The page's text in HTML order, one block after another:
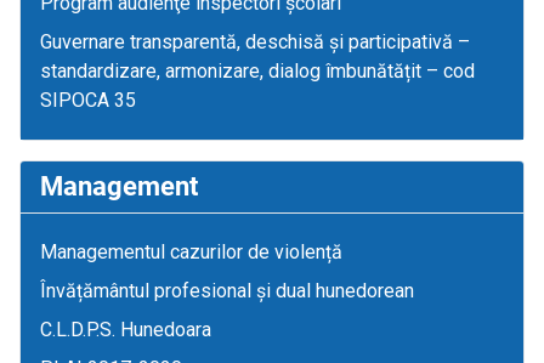
Guvernare transparentă, deschisă și participativă –
standardizare, armonizare, dialog îmbunătățit – cod
SIPOCA 35
Management
Managementul cazurilor de violență
Învățământul profesional și dual hunedorean
C.L.D.P.S. Hunedoara